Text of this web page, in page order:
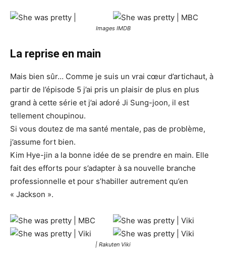
Images IMDB
La reprise en main
Mais bien sûr… Comme je suis un vrai cœur d’artichaut, à
partir de l’épisode 5 j’ai pris un plaisir de plus en plus
grand à cette série et j’ai adoré Ji Sung-joon, il est
tellement choupinou.
Si vous doutez de ma santé mentale, pas de problème,
j’assume fort bien.
Kim Hye-jin a la bonne idée de se prendre en main. Elle
fait des efforts pour s’adapter à sa nouvelle branche
professionnelle et pour s’habiller autrement qu’en
« Jackson ».
| Rakuten Viki